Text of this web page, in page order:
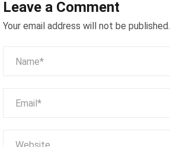
Đồng Xu Mã Pusher Nhiều
Chuyển Động Kino Ảo Nhóm
Chơi
Leave a Comment
Your email address will not be published.